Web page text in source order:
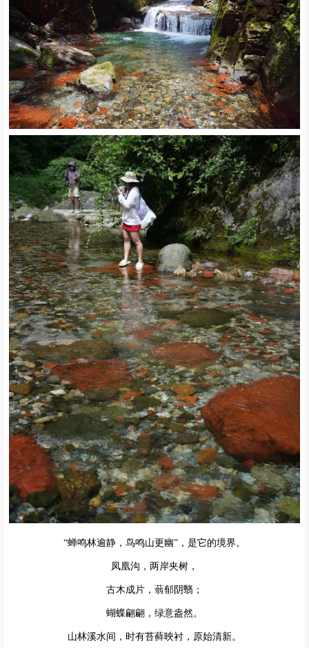
“蝉鸣林逾静，鸟鸣山更幽”，是它的境界。
凤凰沟，两岸夹树，
古木成片，蓊郁阴翳；
蝴蝶翩翩，绿意盎然。
山林溪水间，时有苔藓映衬，原始清新。